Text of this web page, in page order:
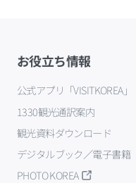
お役立ち情報
公式アプリ「VISITKOREA」
1330観光通訳案内
観光資料ダウンロード
デジタルブック／電子書籍
PHOTO KOREA